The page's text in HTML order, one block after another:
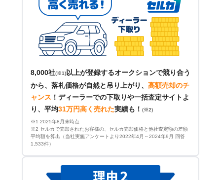
8,000社(※1)以上が登録するオークションで競り合う
から、落札価格が自然と吊り上がり、 高額売却のチ
ャンス ！ ディーラーでの下取りや一括査定サイトよ
り、平均31万円高く売れた実績も！ (※2)
※1 2025年8月末時点
※2 セルカで売却されたお客様の、セルカ売却価格と他社査定額の差額
平均額を算出（当社実施アンケートより2022年4月～2024年9月 回答
1,533件）